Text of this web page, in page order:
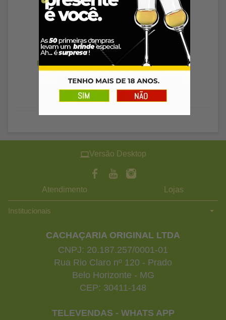
Esgotado
R$ 59,06
Versão Desktop
Atendimento Lojas
Institucionais
CACHAÇARIA ORIGINAL LTDA
CNPJ: 20.187.257/0001-01
Rua Rio Claro nº 120 - Prado
Belo Horizonte - MG
CEP: 30411-148
TELEVENDAS - WHATS APP